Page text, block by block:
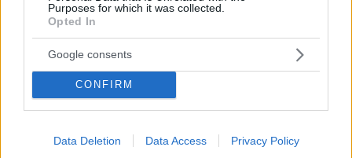
Purposes for which it was collected.
Opted In
Google consents
CONFIRM
Data Deletion Data Access Privacy Policy
Orbán, aber Magyar erhielt bessere Noten.
Mi Hazánk-Fidesz-Pakt?
János Lázár, ein Mitglied von Orbáns Wahlkampftrio, schlägt
vor, dass es an der Zeit ist, über eine Koalition mit Mi Hazánk
ist, während Mi Hazánk Ungarn aus der EU herausziehen
selbsternannten Patriotismus. Orbán Balázs, der
Wahlkampfleiter, überlegt unterdessen, dass der Fidesz